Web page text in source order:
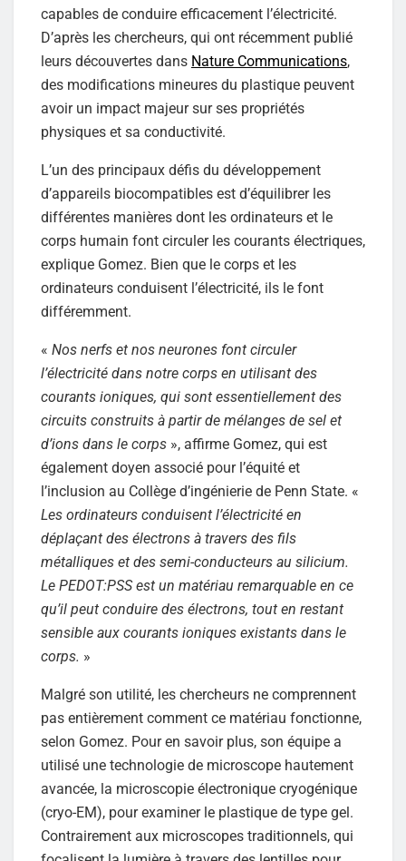
capables de conduire efficacement l’électricité.
D’après les chercheurs, qui ont récemment publié
leurs découvertes dans Nature Communications,
des modifications mineures du plastique peuvent
avoir un impact majeur sur ses propriétés
physiques et sa conductivité.
L’un des principaux défis du développement
d’appareils biocompatibles est d’équilibrer les
différentes manières dont les ordinateurs et le
corps humain font circuler les courants électriques,
explique Gomez. Bien que le corps et les
ordinateurs conduisent l’électricité, ils le font
différemment.
« Nos nerfs et nos neurones font circuler
l’électricité dans notre corps en utilisant des
courants ioniques, qui sont essentiellement des
circuits construits à partir de mélanges de sel et
d’ions dans le corps », affirme Gomez, qui est
également doyen associé pour l’équité et
l’inclusion au Collège d’ingénierie de Penn State. «
Les ordinateurs conduisent l’électricité en
déplaçant des électrons à travers des fils
métalliques et des semi-conducteurs au silicium.
Le PEDOT:PSS est un matériau remarquable en ce
qu’il peut conduire des électrons, tout en restant
sensible aux courants ioniques existants dans le
corps. »
Malgré son utilité, les chercheurs ne comprennent
pas entièrement comment ce matériau fonctionne,
selon Gomez. Pour en savoir plus, son équipe a
utilisé une technologie de microscope hautement
avancée, la microscopie électronique cryogénique
(cryo-EM), pour examiner le plastique de type gel.
Contrairement aux microscopes traditionnels, qui